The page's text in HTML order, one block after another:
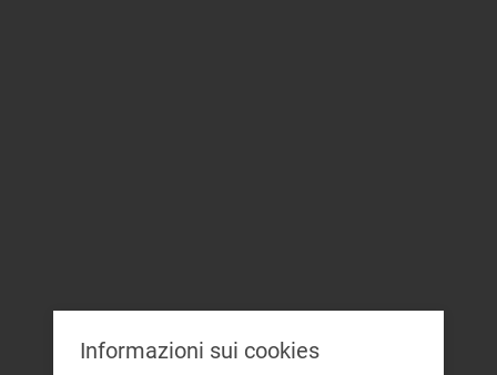
Informazioni sui cookies